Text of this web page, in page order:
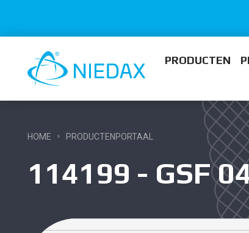
PRODUCTEN
HOME PRODUCTENPORTAAL
114199 - GSF